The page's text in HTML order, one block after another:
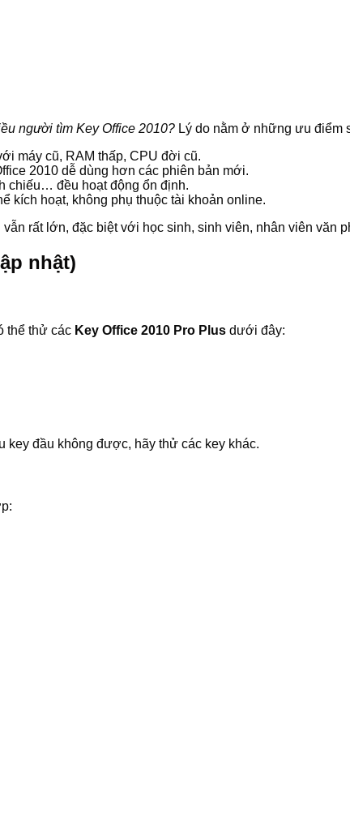
người tìm Key Office 2010? Lý do nằm ở những ưu điểm
máy cũ, RAM thấp, CPU đời cũ.
2010 dễ dùng hơn các phiên bản mới.
chiếu… đều hoạt động ổn định.
kích hoạt, không phụ thuộc tài khoản online.
rất lớn, đặc biệt với học sinh, sinh viên, nhân viên văn
nhật)
thể thử các Key Office 2010 Pro Plus dưới đây:
key đầu không được, hãy thử các key khác.